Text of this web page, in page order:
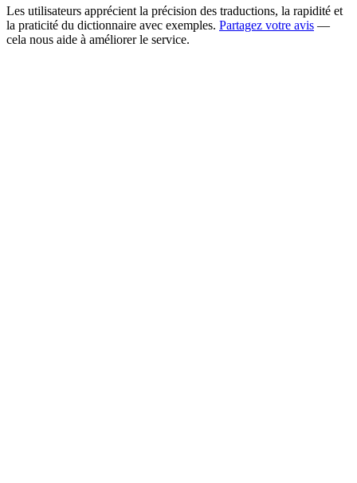
Les utilisateurs apprécient la précision des traductions, la rapidité et
la praticité du dictionnaire avec exemples. Partagez votre avis —
cela nous aide à améliorer le service.